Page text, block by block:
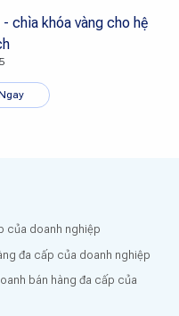
- chìa khóa vàng cho hệ
của doanh nghiệp
đa cấp của doanh nghiệp
bán hàng đa cấp của